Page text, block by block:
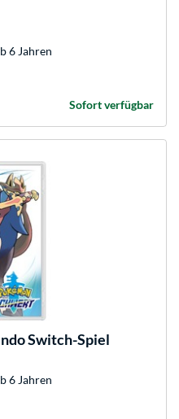
6 Jahren
Sofort verfügbar
Switch-Spiel
6 Jahren